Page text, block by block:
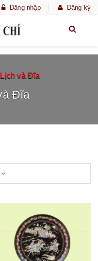
Đăng nhập Đăng ký
và Đĩa
Đĩa